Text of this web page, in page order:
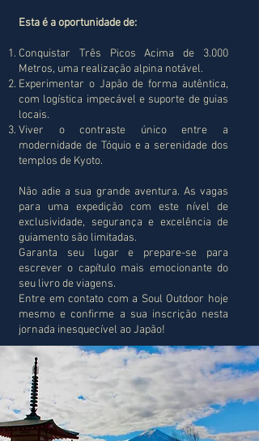
Esta é a oportunidade de:
Conquistar Três Picos Acima de 3.000
Metros, uma realização alpina notável.
Experimentar o Japão de forma autêntica,
com logística impecável e suporte de guias
locais.
Viver o contraste único entre a
modernidade de Tóquio e a serenidade dos
templos de Kyoto.
Não adie a sua grande aventura. As vagas
para uma expedição com este nível de
exclusividade, segurança e excelência de
guiamento são limitadas.
Garanta seu lugar e prepare-se para
escrever o capítulo mais emocionante do
seu livro de viagens.
Entre em contato com a Soul Outdoor hoje
mesmo e confirme a sua inscrição nesta
jornada inesquecível ao Japão!